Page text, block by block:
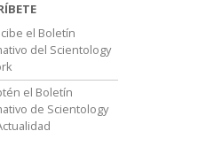
el Boletín
del Scientology
el Boletín
de Scientology